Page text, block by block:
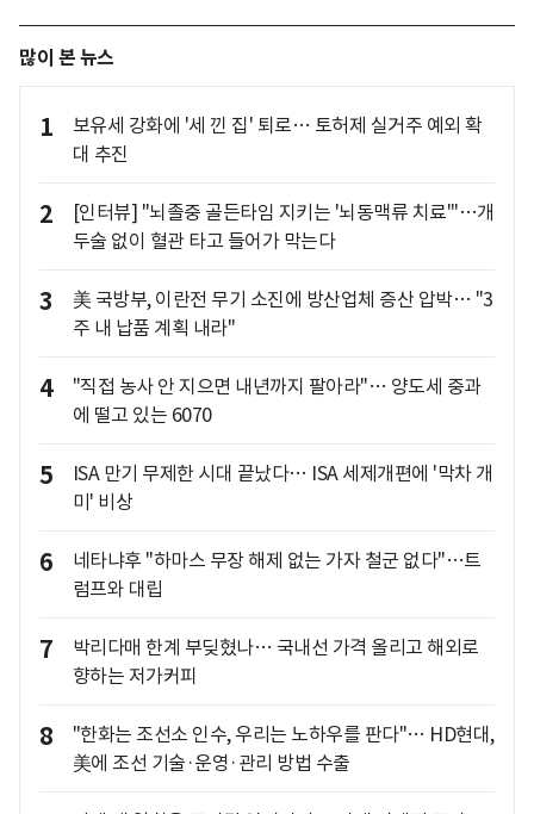
많이 본 뉴스
1
보유세 강화에 '세 낀 집' 퇴로… 토허제 실거주 예외 확
대 추진
2
[인터뷰] "뇌졸중 골든타임 지키는 '뇌동맥류 치료'"…개
두술 없이 혈관 타고 들어가 막는다
3
美 국방부, 이란전 무기 소진에 방산업체 증산 압박… "3
주 내 납품 계획 내라"
4
"직접 농사 안 지으면 내년까지 팔아라"… 양도세 중과
에 떨고 있는 6070
5
ISA 만기 무제한 시대 끝났다… ISA 세제개편에 '막차 개
미' 비상
6
네타냐후 "하마스 무장 해제 없는 가자 철군 없다"…트
럼프와 대립
7
박리다매 한계 부딪혔나… 국내선 가격 올리고 해외로
향하는 저가커피
8
"한화는 조선소 인수, 우리는 노하우를 판다"… HD현대,
美에 조선 기술·운영·관리 방법 수출